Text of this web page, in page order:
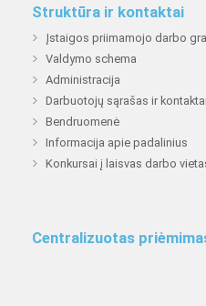
Struktūra ir kontaktai
Įstaigos priimamojo darbo
Valdymo schema
Administracija
Darbuotojų sąrašas ir kontaktai
Bendruomenė
Informacija apie padalinius
Konkursai į laisvas darbo
Centralizuotas